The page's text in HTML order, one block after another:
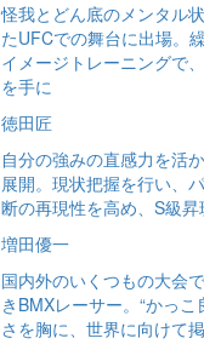
怪我とどん底のメンタル
たUFCでの舞台に出場。
イメージトレーニングで
を手に
徳田匠
自分の強みの直感力を活
展開。現状把握を行い、
断の再現性を高め、S級
増田優一
国内外のいくつもの大会
きBMXレーサー。“かっ
さを胸に、世界に向けて